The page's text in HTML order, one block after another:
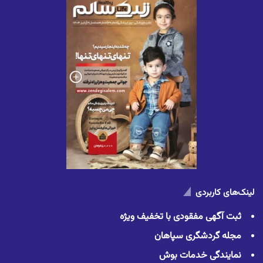
لینک‌های کاربردی
ثبت آگهی مفقودی با تخفیف ویژه
مجله گردشگری سپاهان
نمایندگی خدمات بوش